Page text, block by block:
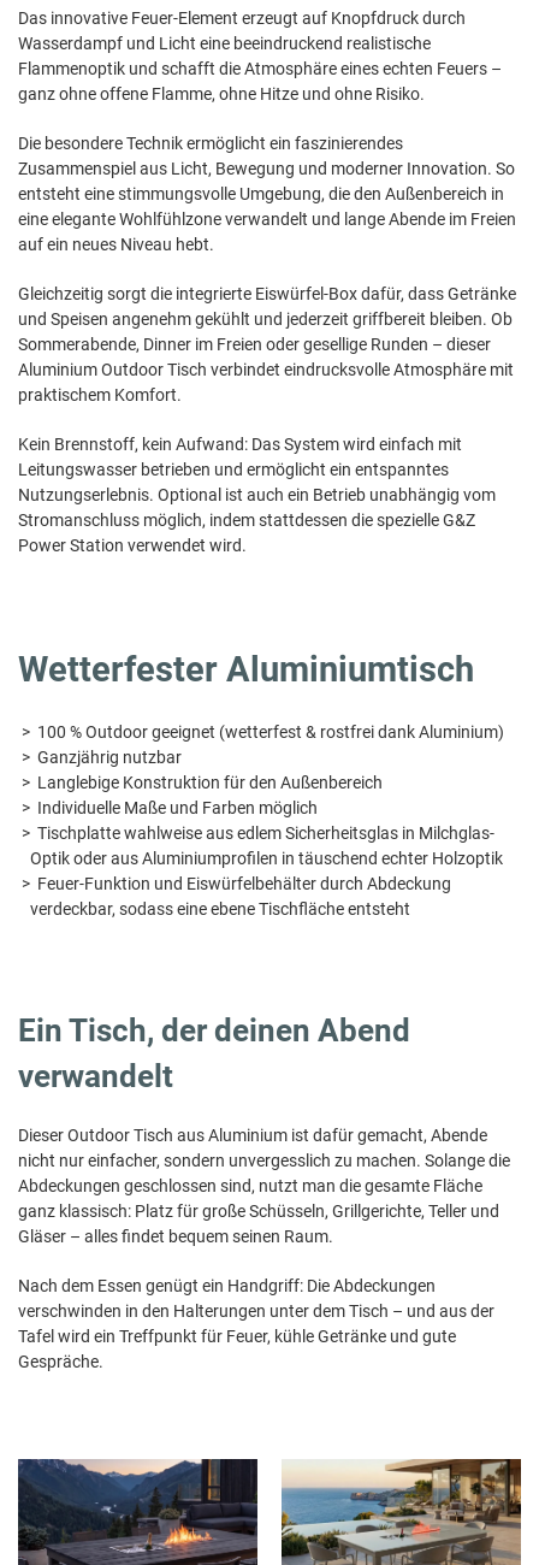
Das innovative Feuer-Element erzeugt auf Knopfdruck durch
Wasserdampf und Licht eine beeindruckend realistische
Flammenoptik und schafft die Atmosphäre eines echten Feuers –
ganz ohne offene Flamme, ohne Hitze und ohne Risiko.
Die besondere Technik ermöglicht ein faszinierendes
Zusammenspiel aus Licht, Bewegung und moderner Innovation. So
entsteht eine stimmungsvolle Umgebung, die den Außenbereich in
eine elegante Wohlfühlzone verwandelt und lange Abende im Freien
auf ein neues Niveau hebt.
Gleichzeitig sorgt die integrierte Eiswürfel-Box dafür, dass Getränke
und Speisen angenehm gekühlt und jederzeit griffbereit bleiben. Ob
Sommerabende, Dinner im Freien oder gesellige Runden – dieser
Aluminium Outdoor Tisch verbindet eindrucksvolle Atmosphäre mit
praktischem Komfort.
Kein Brennstoff, kein Aufwand: Das System wird einfach mit
Leitungswasser betrieben und ermöglicht ein entspanntes
Nutzungserlebnis. Optional ist auch ein Betrieb unabhängig vom
Stromanschluss möglich, indem stattdessen die spezielle G&Z
Power Station verwendet wird.
Wetterfester Aluminiumtisch
100 % Outdoor geeignet (wetterfest & rostfrei dank Aluminium)
Ganzjährig nutzbar
Langlebige Konstruktion für den Außenbereich
Individuelle Maße und Farben möglich
Tischplatte wahlweise aus edlem Sicherheitsglas in Milchglas-
Optik oder aus Aluminiumprofilen in täuschend echter Holzoptik
Feuer-Funktion und Eiswürfelbehälter durch Abdeckung
verdeckbar, sodass eine ebene Tischfläche entsteht
Ein Tisch, der deinen Abend
verwandelt
Dieser Outdoor Tisch aus Aluminium ist dafür gemacht, Abende
nicht nur einfacher, sondern unvergesslich zu machen. Solange die
Abdeckungen geschlossen sind, nutzt man die gesamte Fläche
ganz klassisch: Platz für große Schüsseln, Grillgerichte, Teller und
Gläser – alles findet bequem seinen Raum.
Nach dem Essen genügt ein Handgriff: Die Abdeckungen
verschwinden in den Halterungen unter dem Tisch – und aus der
Tafel wird ein Treffpunkt für Feuer, kühle Getränke und gute
Gespräche.